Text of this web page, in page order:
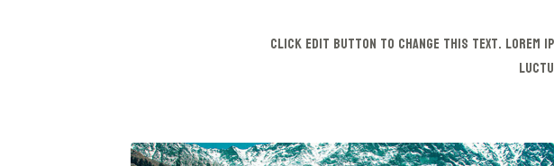
Click edit button to change this text.